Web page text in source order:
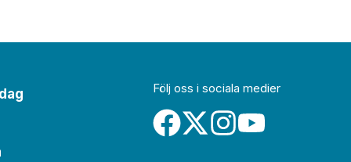
Följ oss i sociala medier